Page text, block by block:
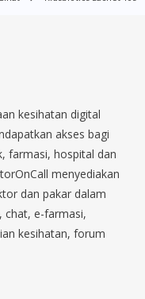
East Coast, Farrer
Novena,
Paya Lebar,
Tampines, Toa
Thomson, Tuas,
Timah, Upper Thomson,
Kang.
kesihatan digital
akses bagi
farmasi, hospital dan
menyediakan
dan pakar dalam
chat, e-farmasi,
kesihatan, forum